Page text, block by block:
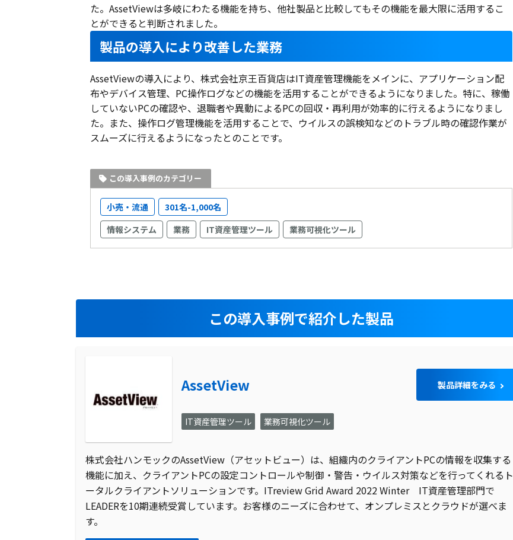
た。AssetViewは多岐にわたる機能を持ち、他社製品と比較してもその機能を最大限に活用するこ
とができると判断されました。
製品の導入により改善した業務
AssetViewの導入により、株式会社京王百貨店はIT資産管理機能をメインに、アプリケーション配
布やデバイス管理、PC操作ログなどの機能を活用することができるようになりました。特に、稼働
していないPCの確認や、退職者や異動によるPCの回収・再利用が効率的に行えるようになりまし
た。また、操作ログ管理機能を活用することで、ウイルスの誤検知などのトラブル時の確認作業が
スムーズに行えるようになったとのことです。
この導入事例のカテゴリー
小売・流通
301名-1,000名
情報システム
業務 IT資産管理ツール 業務可視化ツール
この導入事例で紹介した製品
AssetView 製品詳細をみる
IT資産管理ツール 業務可視化ツール
株式会社ハンモックのAssetView（アセットビュー）は、組織内のクライアントPCの情報を収集する
機能に加え、クライアントPCの設定コントロールや制御・警告・ウイルス対策などを行ってくれるト
ータルクライアントソリューションです。ITreview Grid Award 2022 Winter IT資産管理部門で
LEADERを10期連続受賞しています。お客様のニーズに合わせて、オンプレミスとクラウドが選べま
す。